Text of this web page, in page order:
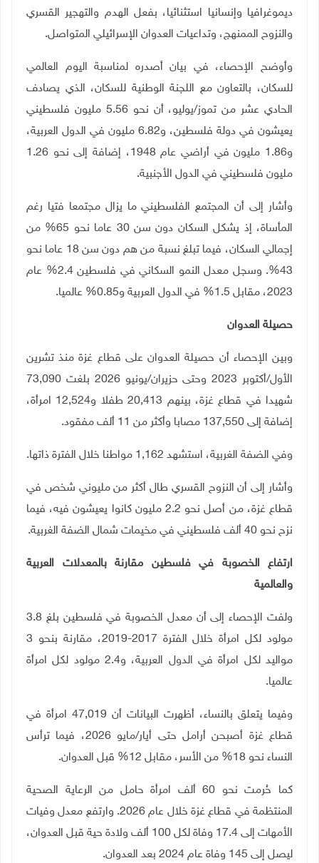
ديموغرافيا وإنسانيا استثنائيا، بفعل الهدم والتهجير القسري
والنزوح الممنهج، وتداعيات العدوان الإسرائيلي المتواصل.
وأوضح الإحصاء، في بيان أصدره لمناسبة اليوم العالمي
للسكان، بالتعاون مع اللجنة الوطنية للسكان، الذي يصادف
الحادي عشر من تموز/يوليو، أن نحو 5.56 مليون فلسطيني
يعيشون في دولة فلسطين، و6.82 مليون في الدول العربية،
و1.86 مليون في أراضي عام 1948، إضافة إلى نحو 1.26
مليون فلسطيني في الدول الأجنبية.
وأشار إلى أن المجتمع الفلسطيني ما يزال مجتمعا فتيا رغم
المأساة، إذ يشكل السكان دون سن 30 عاما نحو 65% من
إجمالي السكان، فيما تبلغ نسبة من هم دون سن 18 عاما نحو
43%. وسجل معدل النمو السكاني في فلسطين 2.4% عام
2023، مقابل 1.5% في الدول العربية و0.85% عالميا
.
حصيلة العدوان
وبين الإحصاء أن حصيلة العدوان على قطاع غزة منذ تشرين
الأول/أكتوبر 2023 وحتى حزيران/يونيو 2026 بلغت 73,090
شهيدا في قطاع غزة، بينهم 20,413 طفلا و12,524 امرأة،
إضافة إلى 137,550 مصابا وأكثر من 11 ألف مفقود
.
وفي الضفة الغربية، استشهد 1,162 مواطنا خلال الفترة ذاتها .
وأشار إلى أن النزوح القسري طال أكثر من مليوني شخص في
قطاع غزة، من أصل نحو 2.2 مليون كانوا يعيشون فيه، فيما
نزح نحو 40 ألف فلسطيني في مخيمات شمال الضفة الغربية
.
ارتفاع الخصوبة في فلسطين مقارنة بالمعدلات العربية
والعالمية
ولفت الإحصاء إلى أن معدل الخصوبة في فلسطين بلغ 3.8
مولود لكل امرأة خلال الفترة 2017-2019، مقارنة بنحو 3
مواليد لكل امرأة في الدول العربية، و2.4 مولود لكل امرأة
عالميا.
وفيما يتعلق بالنساء، أظهرت البيانات أن 47,019 امرأة في
قطاع غزة أصبحن أرامل حتى أيار/مايو 2026، فيما ترأس
النساء نحو 18% من الأسر، مقابل 12% قبل العدوان
.
كما حُرمت نحو 60 ألف امرأة حامل من الرعاية الصحية
المنتظمة في قطاع غزة خلال عام 2026. وارتفع معدل وفيات
الأمهات إلى 17.4 وفاة لكل 100 ألف ولادة حية قبل العدوان،
ليصل إلى 145 وفاة عام 2024 بعد العدوان
.